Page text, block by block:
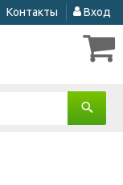
Контакты Вход